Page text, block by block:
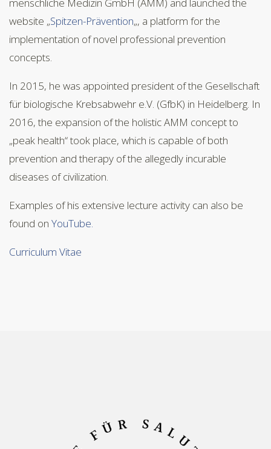
website „Spitzen-Prävention„, a platform for the
implementation of novel professional prevention
concepts.
In 2015, he was appointed president of the Gesellschaft
für biologische Krebsabwehr e.V. (GfbK) in Heidelberg. In
2016, the expansion of the holistic AMM concept to
„peak health“ took place, which is capable of both
prevention and therapy of the allegedly incurable
diseases of civilization.
Examples of his extensive lecture activity can also be
found on YouTube.
Curriculum Vitae